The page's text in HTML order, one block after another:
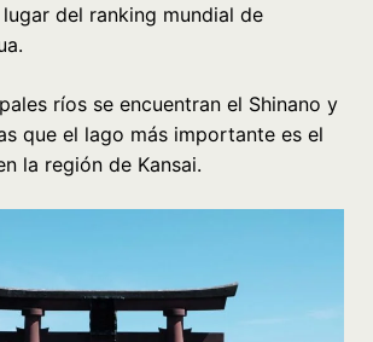
del ranking mundial de
ríos se encuentran el Shinano y
que el lago más importante es el
la región de Kansai.